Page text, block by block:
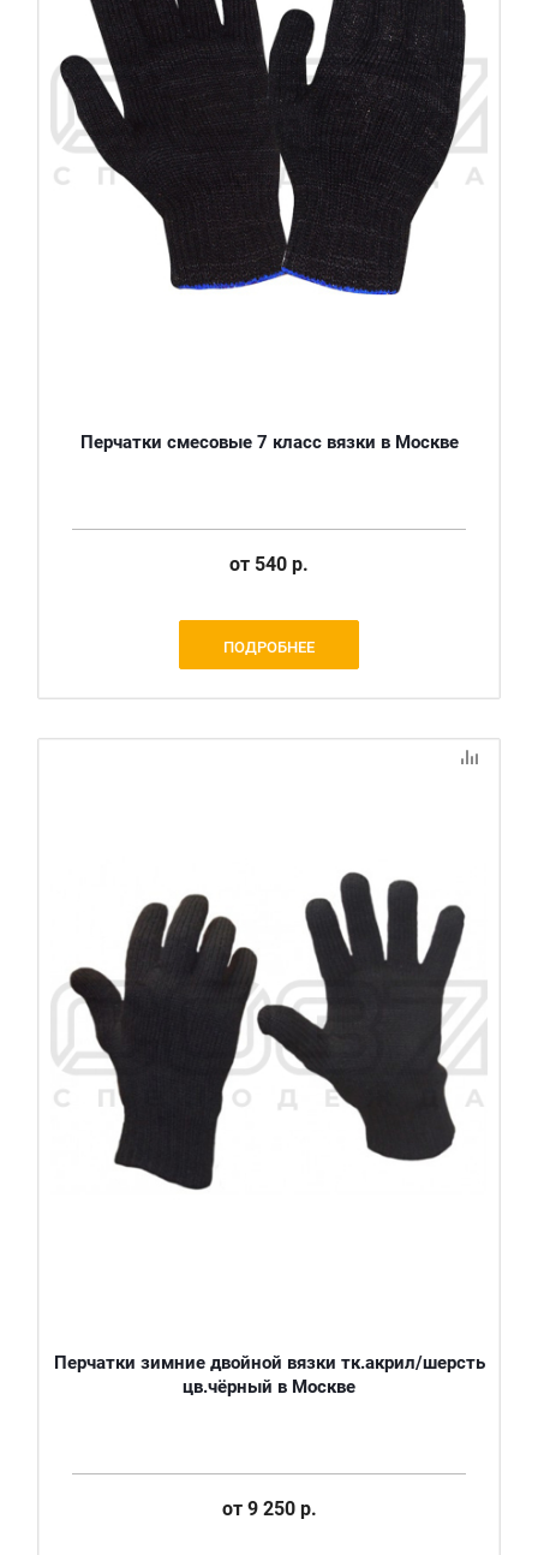
Перчатки смесовые 7 класс вязки в Москве
от 540 р.
ПОДРОБНЕЕ
Перчатки зимние двойной вязки тк.акрил/шерсть
цв.чёрный в Москве
от 9 250 р.